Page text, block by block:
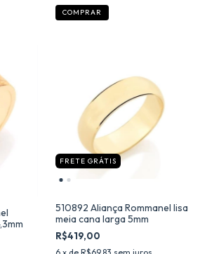
COMPRAR
FRETE GRÁTIS
510892 Aliança Rommanel lisa
meia cana larga 5mm
R$419,00